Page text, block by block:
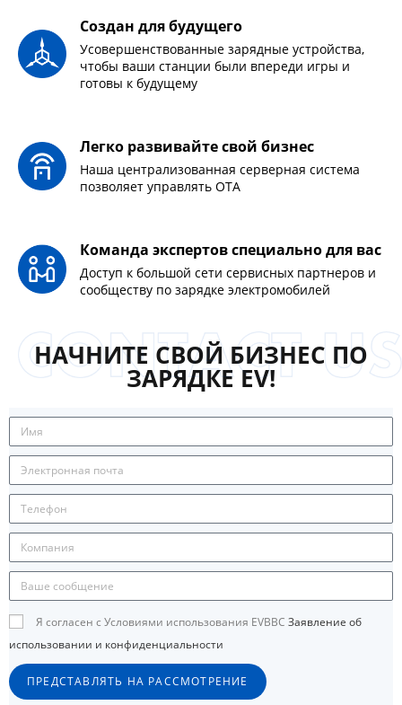
Создан для будущего
Усовершенствованные зарядные устройства,
чтобы ваши станции были впереди игры и
готовы к будущему
Легко развивайте свой бизнес
Наша централизованная серверная система
позволяет управлять OTA
Команда экспертов специально для вас
Доступ к большой сети сервисных партнеров и
сообществу по зарядке электромобилей
НАЧНИТЕ СВОЙ БИЗНЕС ПО
ЗАРЯДКЕ EV!
Я согласен с Условиями использования EVBBC Заявление об
использовании и конфиденциальности
ПРЕДСТАВЛЯТЬ НА РАССМОТРЕНИЕ